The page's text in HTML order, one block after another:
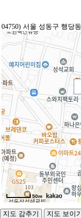
04750) 서울 성동구 행당
50m